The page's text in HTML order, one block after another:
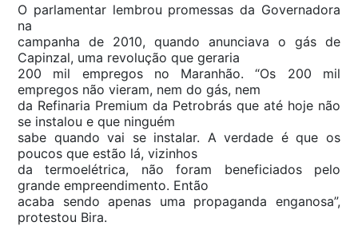
O parlamentar lembrou promessas da Governadora
na
campanha de 2010, quando anunciava o gás de
Capinzal, uma revolução que geraria
200 mil empregos no Maranhão. “Os 200 mil
empregos não vieram, nem do gás, nem
da Refinaria Premium da Petrobrás que até hoje não
se instalou e que ninguém
sabe quando vai se instalar. A verdade é que os
poucos que estão lá, vizinhos
da termoelétrica, não foram beneficiados pelo
grande empreendimento. Então
acaba sendo apenas uma propaganda enganosa”,
protestou Bira.